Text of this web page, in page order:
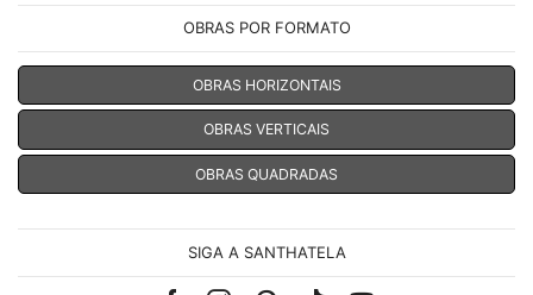
OBRAS POR FORMATO
OBRAS HORIZONTAIS
OBRAS VERTICAIS
OBRAS QUADRADAS
SIGA A SANTHATELA